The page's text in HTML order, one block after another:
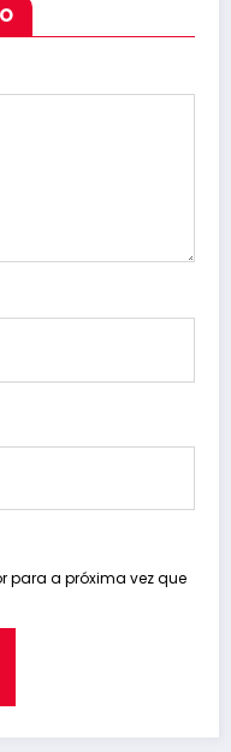
para a próxima vez que